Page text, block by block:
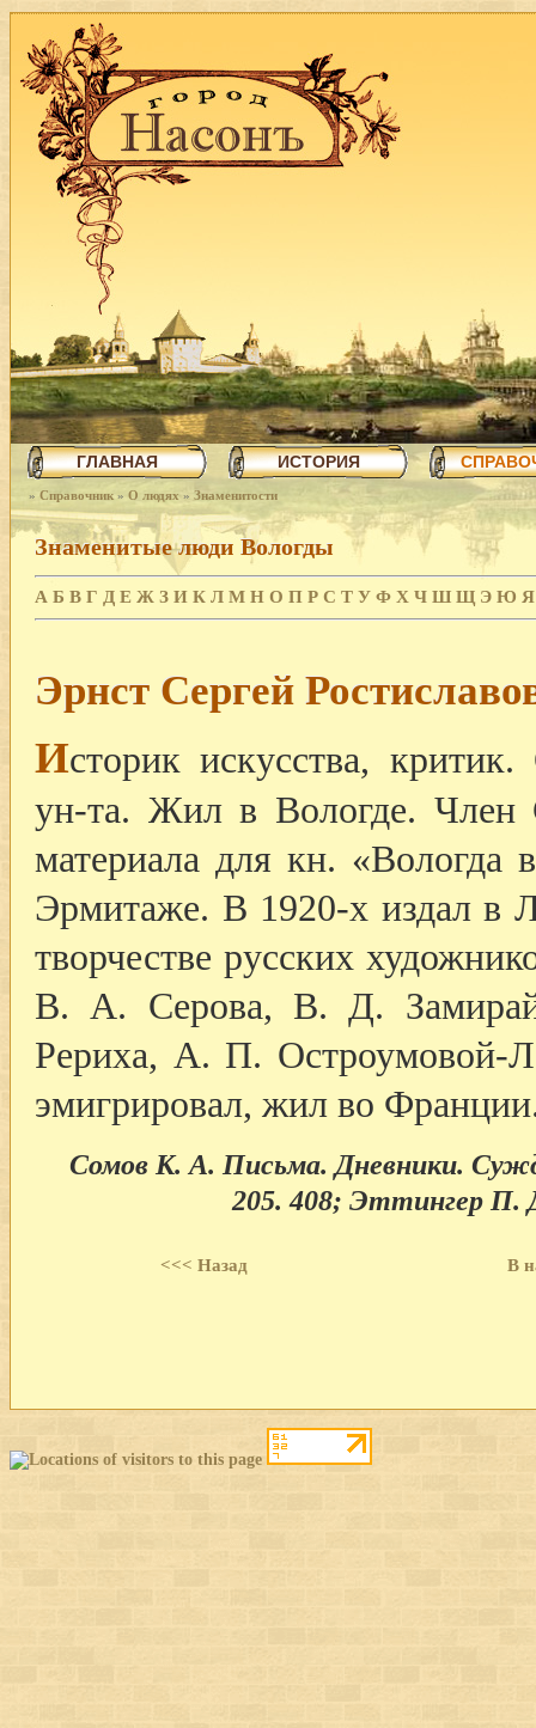
ГЛАВНАЯ ИСТОРИЯ
» Справочник » О людях » Знаменитости
Знаменитые люди Вологды
А Б В Г Д Е Ж З И К Л М Н О П Р С Т У Ф Х Ч Ш Щ Э Ю Я
Эрнст Сергей
Историк искусства,
ун-та. Жил в Вологде.
материала для кн. «Вологда
Эрмитаже. В 1920-х издал в
творчестве русских
В. А. Серова, В. Д.
Рериха, А. П. Остроумовой-
эмигрировал, жил во
Сомов К. А. Письма. Дневники.
205. 408; Эттингер П.
<<< Назад В